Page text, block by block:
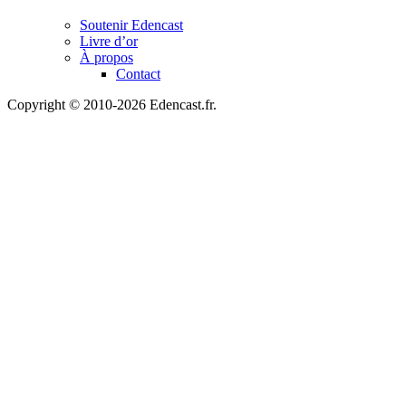
Soutenir Edencast
Livre d’or
À propos
Contact
Copyright © 2010-2026 Edencast.fr.